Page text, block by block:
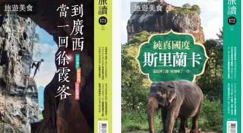
旅遊美食 旅遊美食